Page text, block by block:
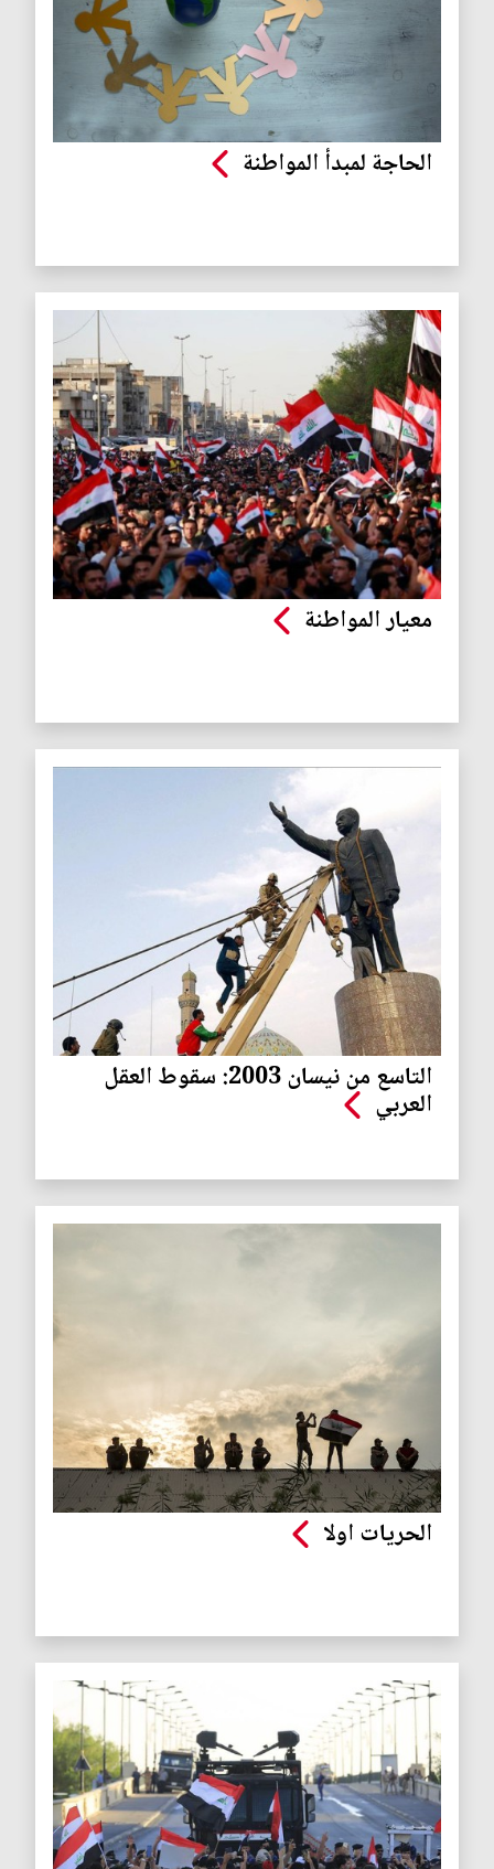
الحاجة لمبدأ المواطنة
معيار المواطنة
التاسع من نيسان 2003: سقوط العقل
العربي
الحريات اولا